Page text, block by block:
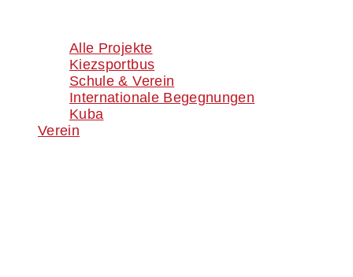
Alle Projekte
Kiezsportbus
Schule & Verein
Internationale Begegnungen
Kuba
Verein